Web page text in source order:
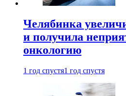
Челябинка
и получила
онкологию
1 год спустя1 год спустя